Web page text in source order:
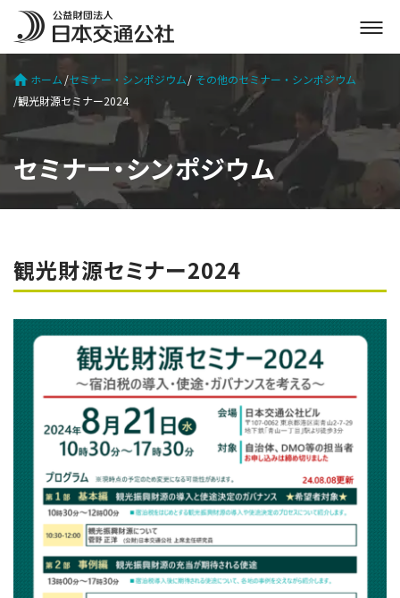
メ
ニ
開
ホーム セミナー・シンポジウム
その他のセミナー・シンポジウム
観光財源セミナー2024
セミナー・シンポジウム
観光財源セミナー2024